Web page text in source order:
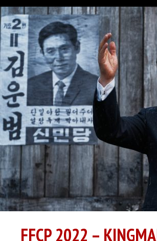
FFCP 2022 –